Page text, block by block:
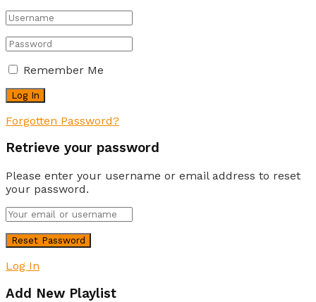
Remember Me
Forgotten Password?
Retrieve your password
Please enter your username or email address to reset
your password.
Log In
Add New Playlist